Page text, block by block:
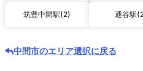
筑豊中間駅(2) 通谷駅
中間市のエリア選択に戻る